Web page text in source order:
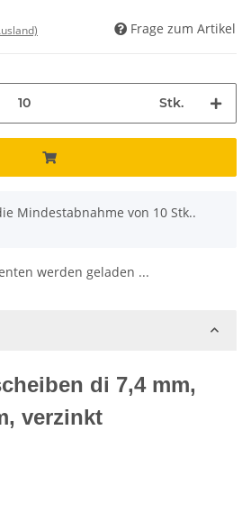
Frage zum Artikel
Stk.
Mindestabnahme von 10 Stk..
werden geladen ...
di 7,4 mm,
verzinkt